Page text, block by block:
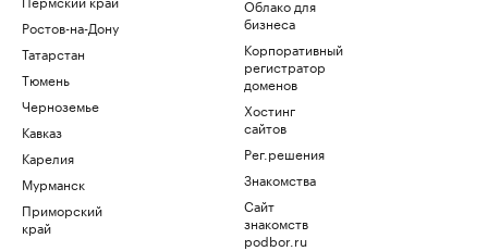
Ростов-на-Дону
Татарстан
Тюмень
Черноземье
Кавказ
Карелия
Мурманск
Приморский
край
Облако для
бизнеса
Корпоративный
регистратор
доменов
Хостинг
сайтов
Рег.решения
Знакомства
Сайт
знакомств
podbor.ru